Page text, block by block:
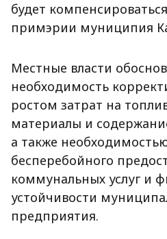
будет
примэрии муниципия
Местные власти
необходимость
ростом затрат на
материалы и
а также
бесперебойного
коммунальных услуг и
устойчивости
предприятия.